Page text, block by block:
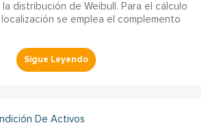
distribución de Weibull. Para el cálculo
se emplea el complemento
De Activos